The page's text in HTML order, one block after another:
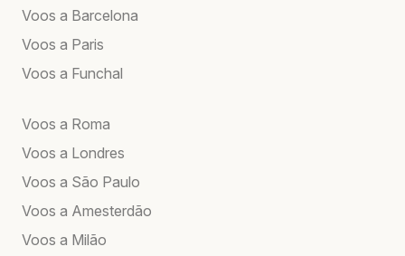
Voos a Barcelona
Voos a Paris
Voos a Funchal
Voos a Roma
Voos a Londres
Voos a São Paulo
Voos a Amesterdão
Voos a Milão